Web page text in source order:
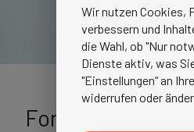
Fortbildung
Wir nutzen Cookies,
verbessern und
die Wahl, ob "Nur
Dienste aktiv, was
"Einstellungen“ an
widerrufen oder